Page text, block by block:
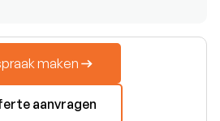
maken
aanvragen